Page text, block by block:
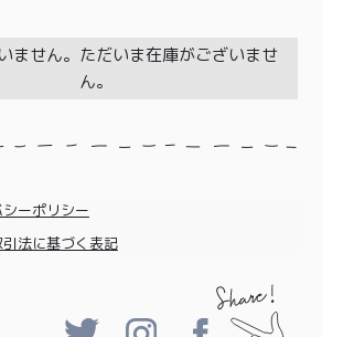
ません。ただいま在庫がございませ
ん。
ーポリシー
法に基づく表記